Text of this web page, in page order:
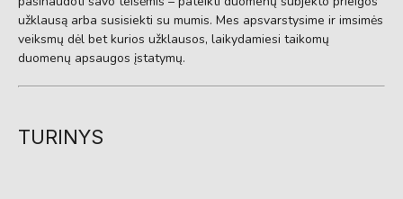
užklausą arba susisiekti su mumis. Mes apsvarstysime ir imsimės
veiksmų dėl bet kurios užklausos, laikydamiesi taikomų
duomenų apsaugos įstatymų.
TURINYS